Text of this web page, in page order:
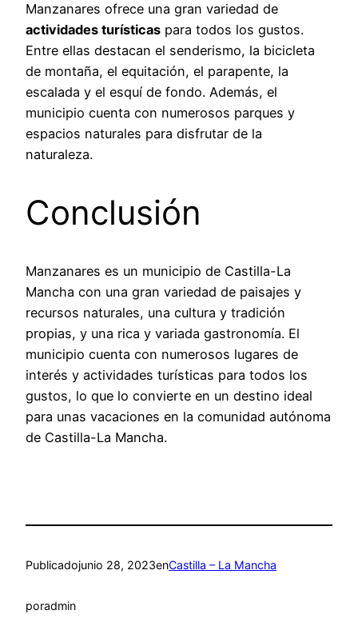
Manzanares ofrece una gran variedad de
actividades turísticas para todos los gustos.
Entre ellas destacan el senderismo, la bicicleta
de montaña, el equitación, el parapente, la
escalada y el esquí de fondo. Además, el
municipio cuenta con numerosos parques y
espacios naturales para disfrutar de la
naturaleza.
Conclusión
Manzanares es un municipio de Castilla-La
Mancha con una gran variedad de paisajes y
recursos naturales, una cultura y tradición
propias, y una rica y variada gastronomía. El
municipio cuenta con numerosos lugares de
interés y actividades turísticas para todos los
gustos, lo que lo convierte en un destino ideal
para unas vacaciones en la comunidad autónoma
de Castilla-La Mancha.
Publicadojunio 28, 2023enCastilla – La Mancha
poradmin